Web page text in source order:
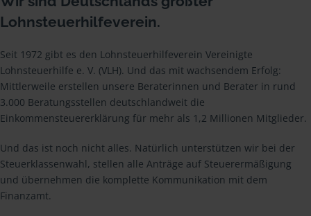
Lohnsteuerhilfeverein.
Seit 1972 gibt es den Lohnsteuerhilfeverein Vereinigte
Lohnsteuerhilfe e. V. (VLH). Und das mit wachsendem Erfolg:
Mittlerweile erstellen unsere Beraterinnen und Berater in rund
3.000 Beratungsstellen deutschlandweit die
Einkommensteuererklärung für mehr als 1,2 Millionen Mitglieder.
Und das ist noch nicht alles. Natürlich unterstützen wir bei der
Steuerklassenwahl, stellen alle Anträge auf Steuerermäßigung
und übernehmen die komplette Kommunikation mit dem
Finanzamt.